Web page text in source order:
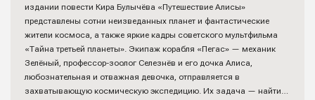
издании повести Кира Булычёва «Путешествие Алисы»
представлены сотни неизведанных планет и фантастические
жители космоса, а также яркие кадры советского мультфильма
«Тайна третьей планеты». Экипаж корабля «Пегас» — механик
Зелёный, профессор-зоолог Селезнёв и его дочка Алиса,
любознательная и отважная девочка, отправляется в
захватывающую космическую экспедицию. Их задача — найти…